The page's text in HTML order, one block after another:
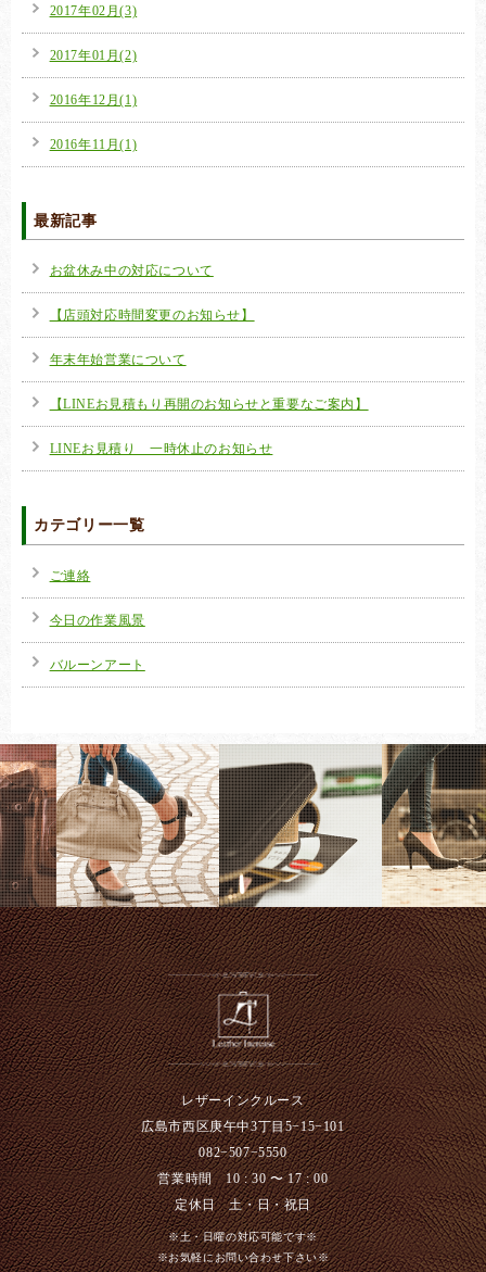
2017年02月(3)
2017年01月(2)
2016年12月(1)
2016年11月(1)
最新記事
お盆休み中の対応について
【店頭対応時間変更のお知らせ】
年末年始営業について
【LINEお見積もり再開のお知らせと重要なご案内】
LINEお見積り 一時休止のお知らせ
カテゴリー一覧
ご連絡
今日の作業風景
バルーンアート
レザーインクルース
広島市西区庚午中3丁目5−15−101
082−507−5550
営業時間 10 : 30 〜 17 : 00
定休日 土・日・祝日
※土・日曜の対応可能です※
※お気軽にお問い合わせ下さい※